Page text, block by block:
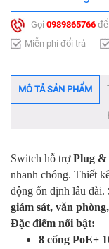
Gọi 0989865766
Miễn phí đổi trả
MÔ TẢ SẢN PHẨM
Switch hỗ trợPlug &
nhanh chóng. Thiết
động ổn định lâu dài.
giám sát, văn
Đặc điểm nổi bật:
8 cổng PoE+